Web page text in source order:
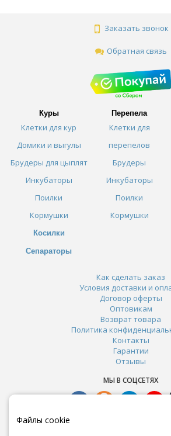
Заказать звонок
Обратная связь
Куры
Клетки для кур
Домики и выгулы
Брудеры для цыплят
Инкубаторы
Поилки
Кормушки
Косилки
Сепараторы
Перепела
Клетки для
перепелов
Брудеры
Инкубаторы
Поилки
Кормушки
Как сделать заказ
Условия доставки и
Договор оферты
Оптовикам
Возврат товара
Политика
Контакты
Гарантии
Отзывы
МЫ В СОЦСЕТЯХ
Файлы cookie